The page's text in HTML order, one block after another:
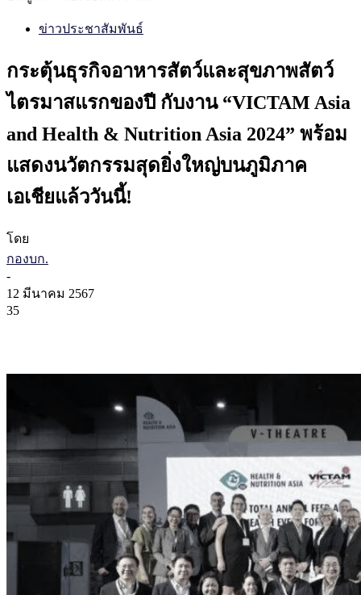
ข่าวประชาสัมพันธ์
กระตุ้นธุรกิจอาหารสัตว์และสุขภาพสัตว์
ไตรมาสแรกของปี กับงาน “VICTAM Asia
and Health & Nutrition Asia 2024” พร้อม
แสดงนวัตกรรมสุดยิ่งใหญ่บนภูมิภาค
เอเชียแล้ววันนี้!
โดย
กองบก.
-
12 มีนาคม 2567
35